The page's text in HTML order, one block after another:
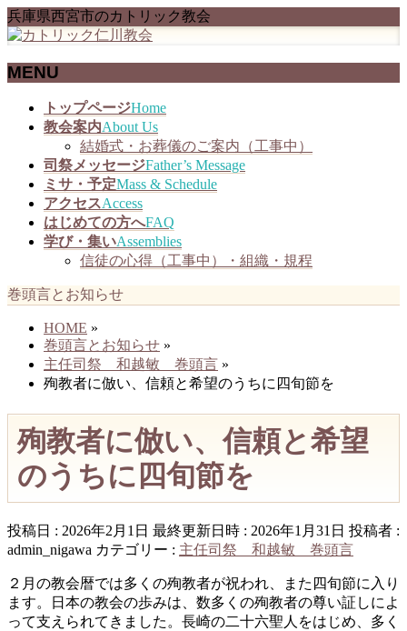
兵庫県西宮市のカトリック教会
MENU
トップページHome
教会案内About Us
結婚式・お葬儀のご案内（工事中）
司祭メッセージFather’s Message
ミサ・予定Mass & Schedule
アクセスAccess
はじめての方へFAQ
学び・集いAssemblies
信徒の心得（工事中）・組織・規程
巻頭言とお知らせ
HOME »
巻頭言とお知らせ »
主任司祭 和越敏 巻頭言 »
殉教者に倣い、信頼と希望のうちに四旬節を
殉教者に倣い、信頼と希望
のうちに四旬節を
投稿日 : 2026年2月1日 最終更新日時 : 2026年1月31日 投稿者 :
admin_nigawa カテゴリー : 主任司祭 和越敏 巻頭言
２月の教会暦では多くの殉教者が祝われ、また四旬節に入り
ます。日本の教会の歩みは、数多くの殉教者の尊い証しによ
って支えられてきました。長崎の二十六聖人をはじめ、多く